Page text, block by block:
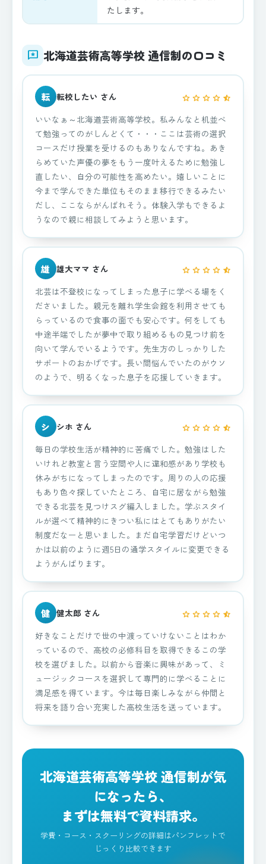
たします。
reviews 北海道芸術高等学校 通信制の口コミ
転 転校したい さん starstarstarstar star_half
いいなぁ～北海道芸術高等学校。私みんなと机並べ
て勉強ってのがしんどくて・・・ここは芸術の選択
コースだけ授業を受けるのもありなんですね。あき
らめていた声優の夢をもう一度叶えるために勉強し
直したい、自分の可能性を高めたい。嬉しいことに
今まで学んできた単位もそのまま移行できるみたい
だし、ここならがんばれそう。体験入学もできるよ
うなので親に相談してみようと思います。
雄 雄大ママ さん starstarstarstar star_half
北芸は不登校になってしまった息子に学べる場をく
ださいました。親元を離れ学生会館を利用させても
らっているので食事の面でも安心です。何をしても
中途半端でしたが夢中で取り組めるもの見つけ前を
向いて学んでいるようです。先生方のしっかりした
サポートのおかげです。長い間悩んでいたのがウソ
のようで、明るくなった息子を応援していきます。
シ シホ さん starstarstarstar star_half
毎日の学校生活が精神的に苦痛でした。勉強はした
いけれど教室と言う空間や人に違和感があり学校も
休みがちになってしまったのです。周りの人の応援
もあり色々探していたところ、自宅に居ながら勉強
できる北芸を見つけスグ編入しました。学ぶスタイ
ルが選べて精神的にきつい私にはとてもありがたい
制度だなーと思いました。まだ自宅学習だけどいつ
かは以前のように週5日の通学スタイルに変更できる
ようがんばります。
健 健太郎 さん starstarstarstar star_half
好きなことだけで世の中渡っていけないことはわか
っているので、高校の必修科目を取得できるこの学
校を選びました。以前から音楽に興味があって、ミ
ュージックコースを選択して専門的に学べることに
満足感を得ています。今は毎日楽しみながら仲間と
将来を語り合い充実した高校生活を送っています。
北海道芸術高等学校 通信制が気
になったら、
まずは無料で資料請求。
学費・コース・スクーリングの詳細はパンフレットで
じっくり比較できます